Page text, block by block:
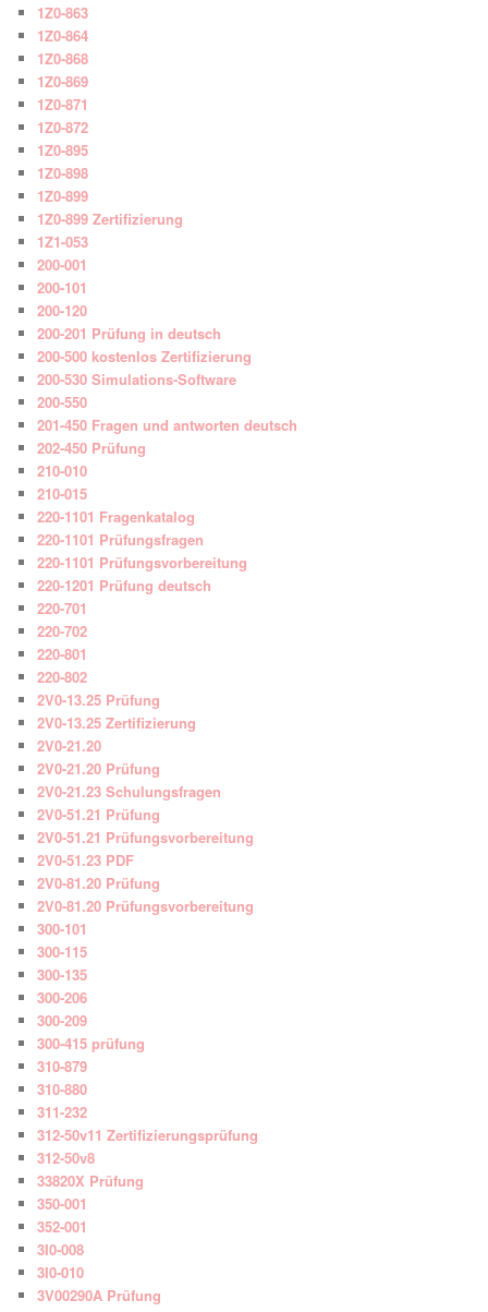
1Z0-863
1Z0-864
1Z0-868
1Z0-869
1Z0-871
1Z0-872
1Z0-895
1Z0-898
1Z0-899
1Z0-899 Zertifizierung
1Z1-053
200-001
200-101
200-120
200-201 Prüfung in deutsch
200-500 kostenlos Zertifizierung
200-530 Simulations-Software
200-550
201-450 Fragen und antworten deutsch
202-450 Prüfung
210-010
210-015
220-1101 Fragenkatalog
220-1101 Prüfungsfragen
220-1101 Prüfungsvorbereitung
220-1201 Prüfung deutsch
220-701
220-702
220-801
220-802
2V0-13.25 Prüfung
2V0-13.25 Zertifizierung
2V0-21.20
2V0-21.20 Prüfung
2V0-21.23 Schulungsfragen
2V0-51.21 Prüfung
2V0-51.21 Prüfungsvorbereitung
2V0-51.23 PDF
2V0-81.20 Prüfung
2V0-81.20 Prüfungsvorbereitung
300-101
300-115
300-135
300-206
300-209
300-415 prüfung
310-879
310-880
311-232
312-50v11 Zertifizierungsprüfung
312-50v8
33820X Prüfung
350-001
352-001
3I0-008
3I0-010
3V00290A Prüfung